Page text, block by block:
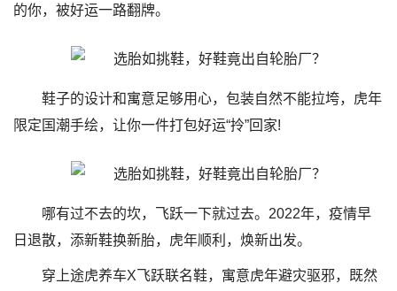
的你，被好运一路翻牌。
鞋子的设计和寓意足够用心，包装自然不能拉垮，虎年
限定国潮手绘，让你一件打包好运“拎”回家!
哪有过不去的坎，飞跃一下就过去。2022年，疫情早
日退散，添新鞋换新胎，虎年顺利，焕新出发。
穿上途虎养车X飞跃联名鞋，寓意虎年避灾驱邪，既然